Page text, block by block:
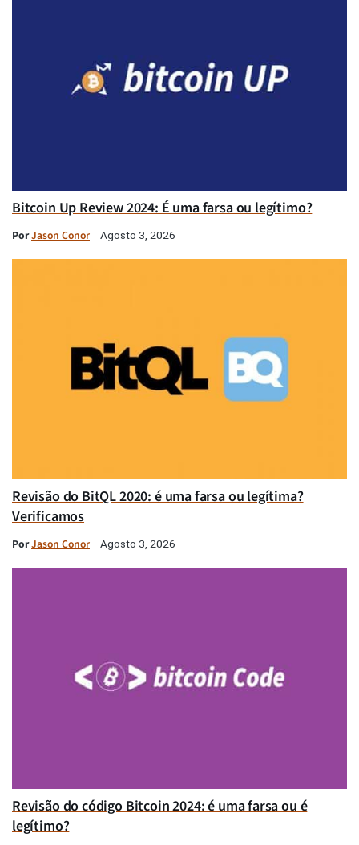
Bitcoin Up Review 2024: É uma farsa ou legítimo?
PorJason Conor Agosto 3, 2026
Revisão do BitQL 2020: é uma farsa ou legítima?
Verificamos
PorJason Conor Agosto 3, 2026
Revisão do código Bitcoin 2024: é uma farsa ou é
legítimo?